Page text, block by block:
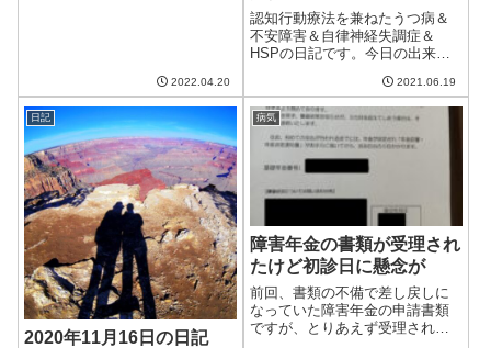
2022.04.20
認知行動療法を兼ねたうつ病＆
不安障害＆自律神経失調症＆
HSPの日記です。今日の出来事
低く、気温もそれほど高くなら
ず、快適に過ごせる日だった。
ただ、明日は本降りの雨らし
い。梅雨にはある程度の降雨量
がないと野菜の栽培...
2021.06.19
日記
2020年11月16日の日記
病気
障害年金の書類が受理され
たけど初診日に懸念が
前回、書類の不備で差し戻しに
なっていた障害年金の申請書類
ですが、とりあえず受理されま